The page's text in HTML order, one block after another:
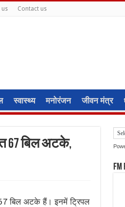
us Contact us
स्वास्थ्य मनोरंजन जीवन मंत्र
67 बिल अटके,
बिल अटके हैं। इनमें ट्रिपल